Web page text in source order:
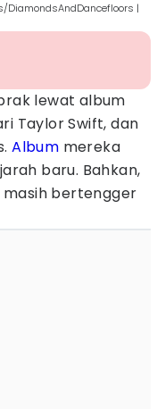
DiamondsAndDancefloors |
lewat album
Taylor Swift, dan
Album mereka
baru. Bahkan,
masih bertengger